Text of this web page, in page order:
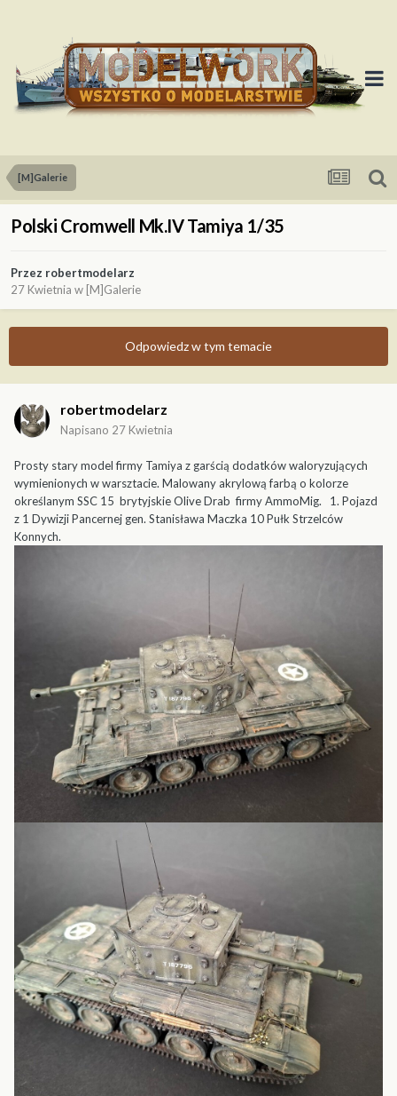
[M]Galerie
Polski Cromwell Mk.IV Tamiya 1/35
Przez robertmodelarz
27 Kwietnia w [M]Galerie
Odpowiedz w tym temacie
robertmodelarz
Napisano 27 Kwietnia
Prosty stary model firmy Tamiya z garścią dodatków waloryzujących
wymienionych w warsztacie. Malowany akrylową farbą o kolorze
określanym SSC 15 brytyjskie Olive Drab firmy AmmoMig. 1. Pojazd
z 1 Dywizji Pancernej gen. Stanisława Maczka 10 Pułk Strzelców
Konnych.